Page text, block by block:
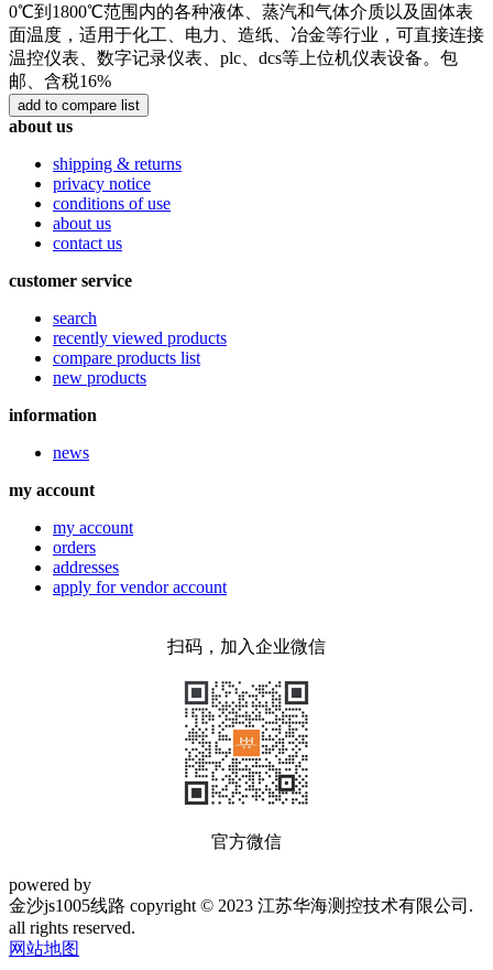
0℃到1800℃范围内的各种液体、蒸汽和气体介质以及固体表
面温度，适用于化工、电力、造纸、冶金等行业，可直接连接
温控仪表、数字记录仪表、plc、dcs等上位机仪表设备。包
邮、含税16%
about us
shipping & returns
privacy notice
conditions of use
about us
contact us
customer service
search
recently viewed products
compare products list
new products
information
news
my account
my account
orders
addresses
apply for vendor account
扫码，加入企业微信
官方微信
powered by
金沙js1005线路 copyright © 2023 江苏华海测控技术有限公司.
all rights reserved.
网站地图